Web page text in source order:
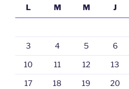
L
M M J
3 4 5 6
10 11 12 13
17 18 19 20